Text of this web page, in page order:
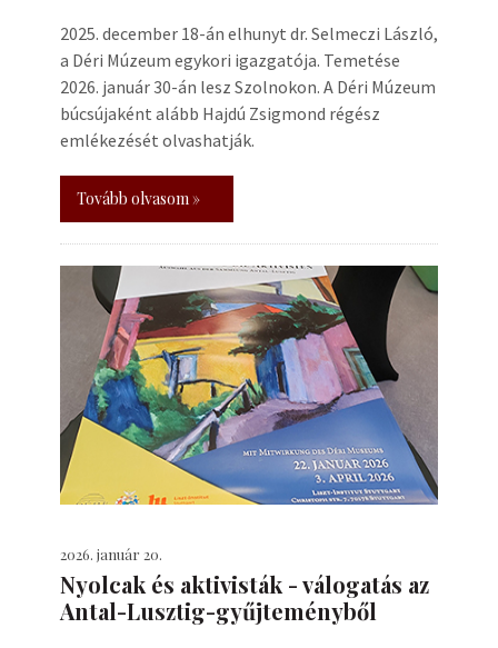
2025. december 18-án elhunyt dr. Selmeczi László,
a Déri Múzeum egykori igazgatója. Temetése
2026. január 30-án lesz Szolnokon. A Déri Múzeum
búcsújaként alább Hajdú Zsigmond régész
emlékezését olvashatják.
Tovább olvasom »
2026. január 20.
Nyolcak és aktivisták - válogatás az
Antal-Lusztig-gyűjteményből